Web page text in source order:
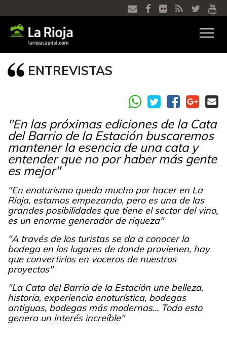
Ver
menú
ENTREVISTAS
"En las próximas ediciones de la Cata
del Barrio de la Estación buscaremos
mantener la esencia de una cata y
entender que no por haber más gente
es mejor"
"En enoturismo queda mucho por hacer en La
Rioja, estamos empezando, pero es una de las
grandes posibilidades que tiene el sector del vino,
es un enorme generador de riqueza"
"A través de los turistas se da a conocer la
bodega en los lugares de donde provienen, hay
que convertirlos en voceros de nuestros
proyectos"
"La Cata del Barrio de la Estación une belleza,
historia, experiencia enoturística, bodegas
antiguas, bodegas más modernas… Todo esto
genera un interés increíble"